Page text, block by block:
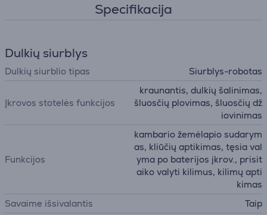
Specifikacija
Dulkių siurblys
Dulkių siurblio tipas Siurblys-robotas
Įkrovos stotelės funkcijos
kraunantis, dulkių šalinimas,
šluosčių plovimas, šluosčių dž
iovinimas
Funkcijos
kambario žemėlapio sudarym
as, kliūčių aptikimas, tęsia val
yma po baterijos įkrov., prisit
aiko valyti kilimus, kilimų apti
kimas
Savaime išsivalantis
Taip